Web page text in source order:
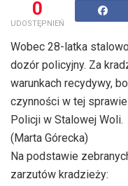
0
UDOSTĘPNIEŃ
Wobec 28-latka
dozór policyjny. Za
warunkach recydywy,
czynności w tej
Policji w Stalowej Woli.
(Marta Górecka)
Na podstawie
zarzutów kradzieży: